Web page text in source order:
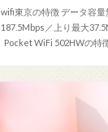
wifi東京の特徴 データ容
187.5Mbps／上り最大
Pocket WiFi 502HWの特